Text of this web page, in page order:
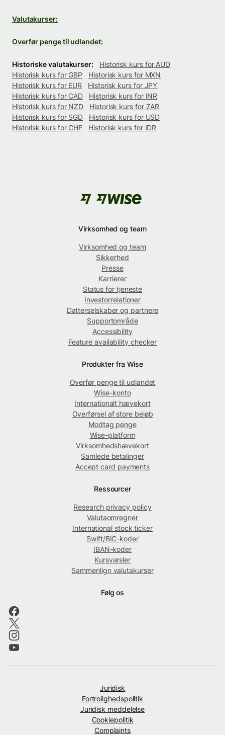
Valutakurser:
Overfør penge til udlandet:
Historiske valutakurser:
Historisk kurs for AUD
Historisk kurs for GBP
Historisk kurs for MXN
Historisk kurs for EUR
Historisk kurs for JPY
Historisk kurs for CAD
Historisk kurs for INR
Historisk kurs for NZD
Historisk kurs for ZAR
Historisk kurs for SGD
Historisk kurs for USD
Historisk kurs for CHF
Historisk kurs for IDR
Virksomhed og team
Virksomhed og team
Sikkerhed
Presse
Karrierer
Status for tjeneste
Investorrelationer
Datterselskaber og partnere
Supportområde
Accessibility
Feature availability checker
Produkter fra Wise
Overfør penge til udlandet
Wise-konto
Internationalt hævekort
Overførsel af store beløb
Modtag penge
Wise-platform
Virksomhedshævekort
Samlede betalinger
Accept card payments
Ressourcer
Research privacy policy
Valutaomregner
International stock ticker
Swift/BIC-koder
IBAN-koder
Kursvarsler
Sammenlign valutakurser
Følg os
Juridisk
Fortrolighedspolitik
Juridisk meddelelse
Cookiepolitik
Complaints